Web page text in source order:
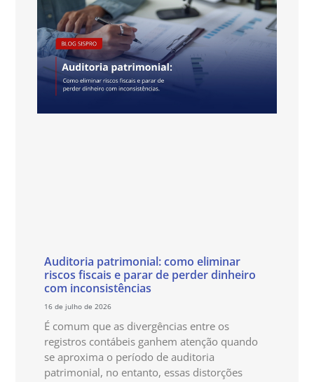
Auditoria patrimonial: como eliminar
riscos fiscais e parar de perder dinheiro
com inconsistências
16 de julho de 2026
É comum que as divergências entre os
registros contábeis ganhem atenção quando
se aproxima o período de auditoria
patrimonial, no entanto, essas distorções